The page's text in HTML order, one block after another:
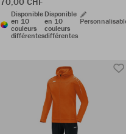
Disponible
en 10
couleurs
différentes
Disponible
en 10
couleurs
différentes